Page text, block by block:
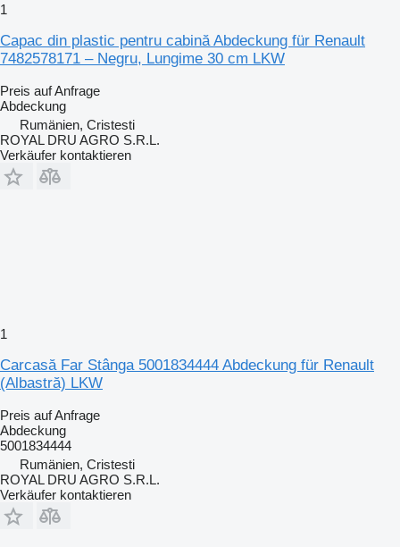
1
Capac din plastic pentru cabină Abdeckung für Renault
7482578171 – Negru, Lungime 30 cm LKW
Preis auf Anfrage
Abdeckung
Rumänien, Cristesti
ROYAL DRU AGRO S.R.L.
Verkäufer kontaktieren
1
Carcasă Far Stânga 5001834444 Abdeckung für Renault
(Albastră) LKW
Preis auf Anfrage
Abdeckung
5001834444
Rumänien, Cristesti
ROYAL DRU AGRO S.R.L.
Verkäufer kontaktieren